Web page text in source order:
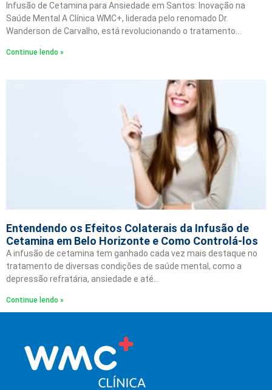
Infusão de Cetamina para Ansiedade em Santos: Inovação na
Saúde Mental A Clínica WMC+, liderada pelo renomado Dr.
Wanderson de Carvalho, está revolucionando o tratamento…
Continue lendo »
Entendendo os Efeitos Colaterais da Infusão de
Cetamina em Belo Horizonte e Como Controlá-los
A infusão de cetamina tem ganhado cada vez mais destaque no
tratamento de diversas condições de saúde mental, como a
depressão refratária, ansiedade e até…
Continue lendo »